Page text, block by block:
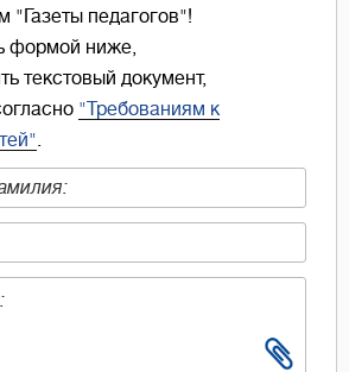
"Газеты педагогов"!
формой ниже,
текстовый документ,
"Требованиям к
.